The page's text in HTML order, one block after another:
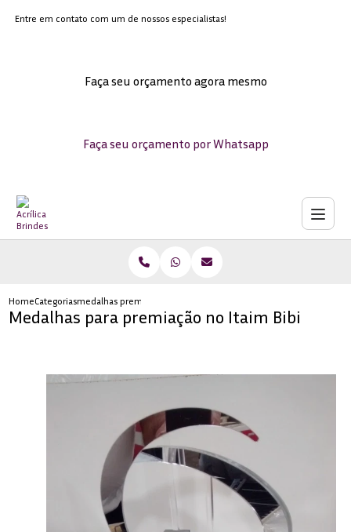
Entre em contato com um de nossos especialistas!
Faça seu orçamento agora mesmo
Faça seu orçamento por Whatsapp
HomeCategoriasmedalhas premiacao no itaim bibi
Medalhas para premiação no Itaim Bibi